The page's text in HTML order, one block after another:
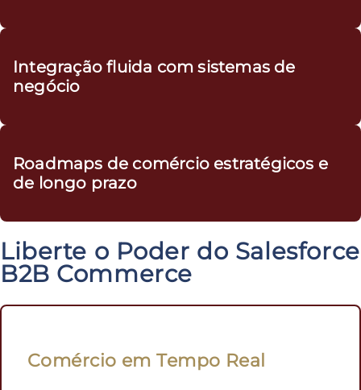
Integração fluida com sistemas de
negócio
Roadmaps de comércio estratégicos e
de longo prazo
Liberte o Poder do Salesforce
B2B Commerce
Comércio em Tempo Real